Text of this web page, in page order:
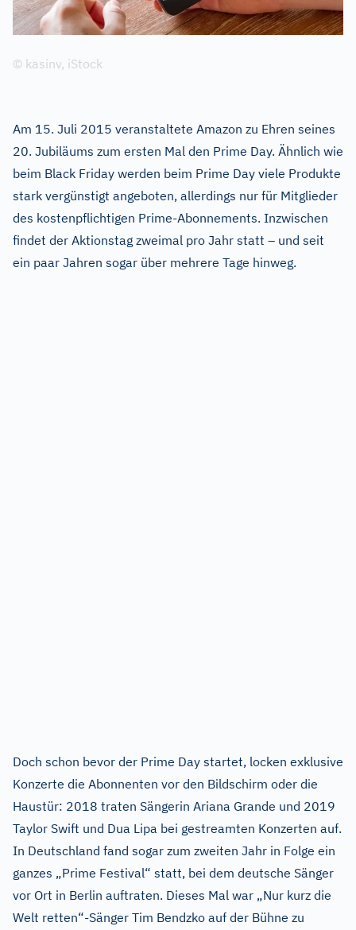
© kasinv, iStock
Am 15. Juli 2015 veranstaltete Amazon zu Ehren seines
20. Jubiläums zum ersten Mal den Prime Day. Ähnlich wie
beim Black Friday werden beim Prime Day viele Produkte
stark vergünstigt angeboten, allerdings nur für Mitglieder
des kostenpflichtigen Prime-Abonnements. Inzwischen
findet der Aktionstag zweimal pro Jahr statt – und seit
ein paar Jahren sogar über mehrere Tage hinweg.
Doch schon bevor der Prime Day startet, locken exklusive
Konzerte die Abonnenten vor den Bildschirm oder die
Haustür: 2018 traten Sängerin Ariana Grande und 2019
Taylor Swift und Dua Lipa bei gestreamten Konzerten auf.
In Deutschland fand sogar zum zweiten Jahr in Folge ein
ganzes „Prime Festival“ statt, bei dem deutsche Sänger
vor Ort in Berlin auftraten. Dieses Mal war „Nur kurz die
Welt retten“-Sänger Tim Bendzko auf der Bühne zu